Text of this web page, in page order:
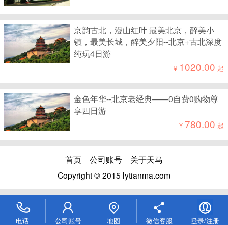
京韵古北，漫山红叶 最美北京，醉美小
镇，最美长城，醉美夕阳--北京+古北深度
纯玩4日游
¥ 1020.00 起
金色年华--北京老经典——0自费0购物尊
享四日游
¥ 780.00 起
首页 公司账号
关于天马
Copyright © 2015 lytianma.com
电话 公司账号 地图 微信客服 登录/注册